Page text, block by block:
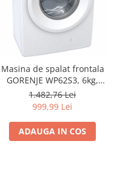
Masina de spalat frontala
GORENJE WP62S3, 6kg,
1200rpm, A+++, alb -
RESIGILAT
1.482,76 Lei
999,99 Lei
ADAUGA IN COS